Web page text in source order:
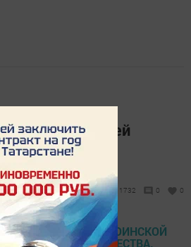
один из дней
— День
- 09:30 1732 0 0